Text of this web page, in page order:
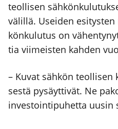
teol­li­sen
vä­lil­lä. Usei­den
kön­ku­lu­tus on
tia vii­meis­ten kah­den
– Kuvat säh­kön
ses­tä pysäyt­ti­vät. Ne
inves­toin­ti­pu­het­ta uusin